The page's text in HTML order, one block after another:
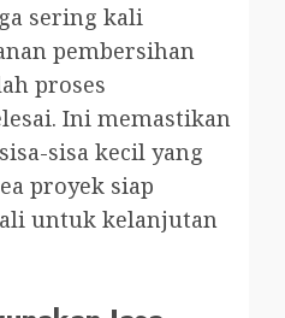
sering kali
pembersihan
proses
Ini memastikan
sisa kecil yang
proyek siap
untuk kelanjutan